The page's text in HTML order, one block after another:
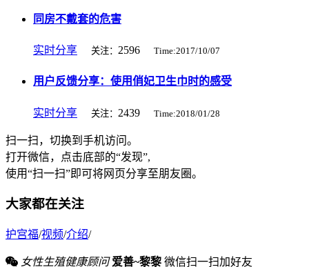
同房不戴套的危害
实时分享 关注： 2596 Time:2017/10/07
用户反馈分享：使用俏妃卫生巾时的感受
实时分享 关注： 2439 Time:2018/01/28
扫一扫，切换到手机访问。
打开微信，点击底部的“发现”,
使用“扫一扫”即可将网页分享至朋友圈。
大家都在关注
护宫福/视频/介绍/
女性生殖健康顾问 爱善~黎黎 微信扫一扫加好友